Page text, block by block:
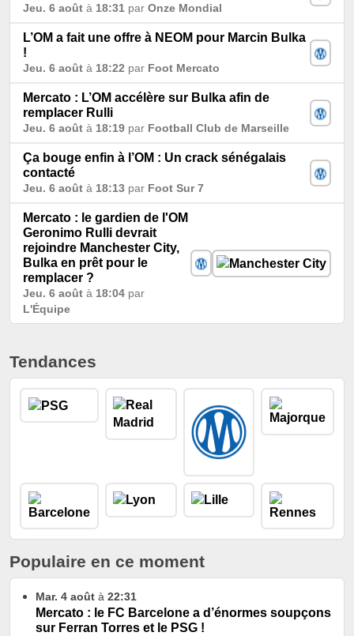
Jeu. 6 août à 18:31 par Onze Mondial
L’OM a fait une offre à NEOM pour Marcin Bulka
!
Jeu. 6 août à 18:22 par Foot Mercato
Mercato : L’OM accélère sur Bulka afin de
remplacer Rulli
Jeu. 6 août à 18:19 par Football Club de Marseille
Ça bouge enfin à l’OM : Un crack sénégalais
contacté
Jeu. 6 août à 18:13 par Foot Sur 7
Mercato : le gardien de l'OM
Geronimo Rulli devrait
rejoindre Manchester City,
Bulka en prêt pour le
remplacer ?
Jeu. 6 août à 18:04 par
L'Équipe
Tendances
Populaire en ce moment
Mar. 4 août à 22:31
Mercato : le FC Barcelone a d’énormes soupçons
sur Ferran Torres et le PSG !